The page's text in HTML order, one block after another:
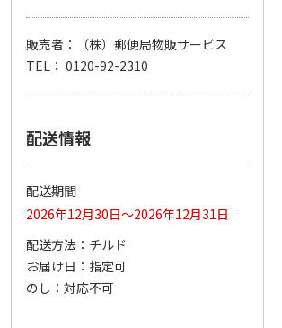
凍】
市
北
＜おせち＞【冷凍】
おせち早割 蟹甲羅
もりおせち
22,180円
(送料・税込)
ス）
(送料・税込)
販売者：（株）郵便局物販サービス
TEL： 0120-92-2310
配送情報
配送期間
2026年12月30日～2026年12月31日
配送方法
チルド
お届け日
指定可
のし
対応不可